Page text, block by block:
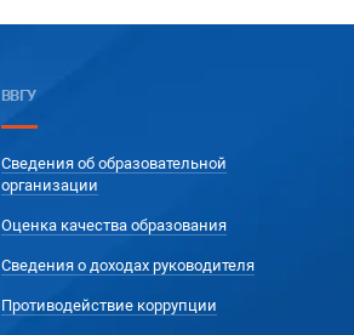
ВВГУ
Сведения об образовательной
организации
Оценка качества образования
Сведения о доходах руководителя
Противодействие коррупции